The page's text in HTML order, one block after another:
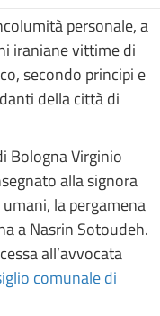
personale, a
iraniane vittime di
secondo principi e
della città di
Bologna Virginio
alla signora
la pergamena
a Nasrin Sotoudeh.
all’avvocata
comunale di